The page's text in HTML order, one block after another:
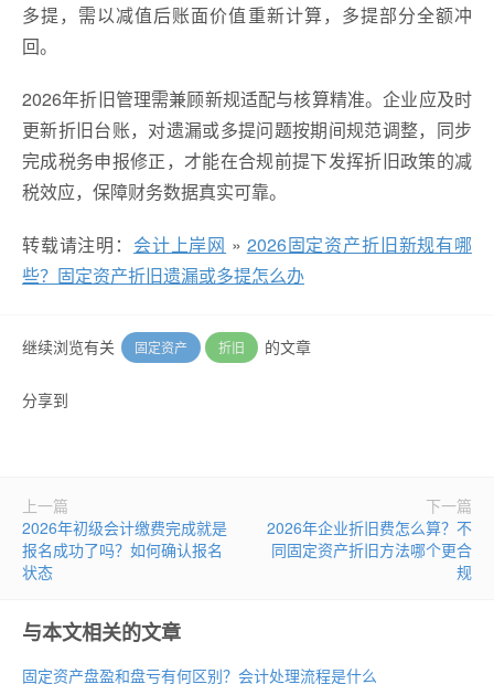
多提，需以减值后账面价值重新计算，多提部分全额冲
回。
2026年折旧管理需兼顾新规适配与核算精准。企业应及时
更新折旧台账，对遗漏或多提问题按期间规范调整，同步
完成税务申报修正，才能在合规前提下发挥折旧政策的减
税效应，保障财务数据真实可靠。
转载请注明： 会计上岸网 » 2026固定资产折旧新规有哪
些？固定资产折旧遗漏或多提怎么办
继续浏览有关 固定资产 折旧 的文章
分享到
上一篇
2026年初级会计缴费完成就是
报名成功了吗？如何确认报名
状态
下一篇
2026年企业折旧费怎么算？不
同固定资产折旧方法哪个更合
规
与本文相关的文章
固定资产盘盈和盘亏有何区别？会计处理流程是什么